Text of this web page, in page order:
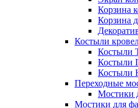
Корзина
Корзина
Костыли
Костыли
Костыли
Костыли
Переходные
Мостики
Мостики для